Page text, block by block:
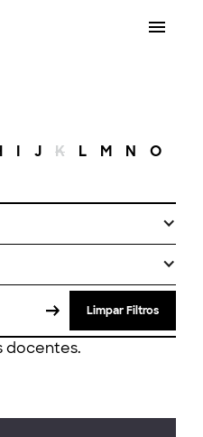
I J K L M N O
Limpar Filtros
docentes.